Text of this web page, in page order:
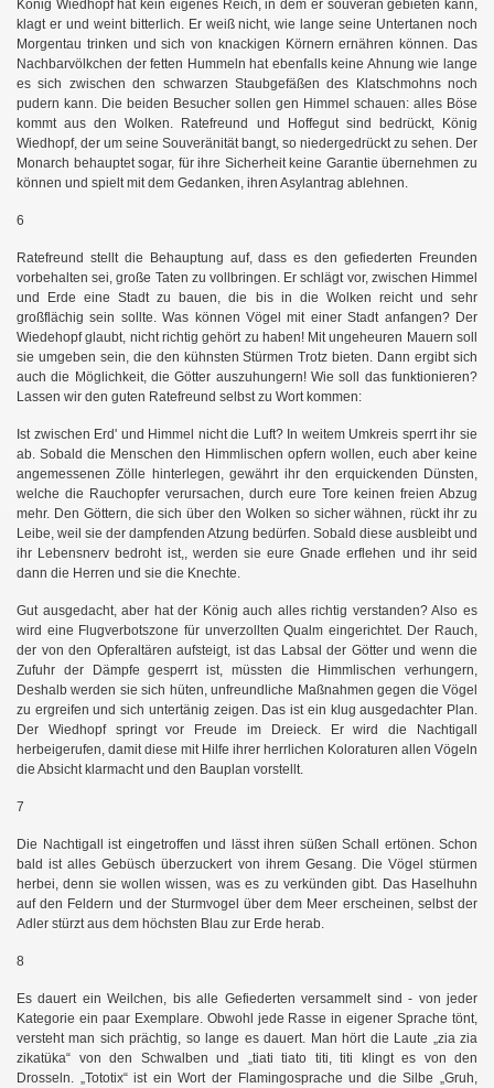
König Wiedhopf hat kein eigenes Reich, in dem er souverän gebieten kann,
klagt er und weint bitterlich. Er weiß nicht, wie lange seine Untertanen noch
Morgentau trinken und sich von knackigen Körnern ernähren können. Das
Nachbarvölkchen der fetten Hummeln hat ebenfalls keine Ahnung wie lange
es sich zwischen den schwarzen Staubgefäßen des Klatschmohns noch
pudern kann. Die beiden Besucher sollen gen Himmel schauen: alles Böse
kommt aus den Wolken. Ratefreund und Hoffegut sind bedrückt, König
Wiedhopf, der um seine Souveränität bangt, so niedergedrückt zu sehen. Der
Monarch behauptet sogar, für ihre Sicherheit keine Garantie übernehmen zu
können und spielt mit dem Gedanken, ihren Asylantrag ablehnen.
6
Ratefreund stellt die Behauptung auf, dass es den gefiederten Freunden
vorbehalten sei, große Taten zu vollbringen. Er schlägt vor, zwischen Himmel
und Erde eine Stadt zu bauen, die bis in die Wolken reicht und sehr
großflächig sein sollte. Was können Vögel mit einer Stadt anfangen? Der
Wiedehopf glaubt, nicht richtig gehört zu haben! Mit ungeheuren Mauern soll
sie umgeben sein, die den kühnsten Stürmen Trotz bieten. Dann ergibt sich
auch die Möglichkeit, die Götter auszuhungern! Wie soll das funktionieren?
Lassen wir den guten Ratefreund selbst zu Wort kommen:
Ist zwischen Erd' und Himmel nicht die Luft? In weitem Umkreis sperrt ihr sie
ab. Sobald die Menschen den Himmlischen opfern wollen, euch aber keine
angemessenen Zölle hinterlegen, gewährt ihr den erquickenden Dünsten,
welche die Rauchopfer verursachen, durch eure Tore keinen freien Abzug
mehr. Den Göttern, die sich über den Wolken so sicher wähnen, rückt ihr zu
Leibe, weil sie der dampfenden Atzung bedürfen. Sobald diese ausbleibt und
ihr Lebensnerv bedroht ist,, werden sie eure Gnade erflehen und ihr seid
dann die Herren und sie die Knechte.
Gut ausgedacht, aber hat der König auch alles richtig verstanden? Also es
wird eine Flugverbotszone für unverzollten Qualm eingerichtet. Der Rauch,
der von den Opferaltären aufsteigt, ist das Labsal der Götter und wenn die
Zufuhr der Dämpfe gesperrt ist, müssten die Himmlischen verhungern,
Deshalb werden sie sich hüten, unfreundliche Maßnahmen gegen die Vögel
zu ergreifen und sich untertänig zeigen. Das ist ein klug ausgedachter Plan.
Der Wiedhopf springt vor Freude im Dreieck. Er wird die Nachtigall
herbeigerufen, damit diese mit Hilfe ihrer herrlichen Koloraturen allen Vögeln
die Absicht klarmacht und den Bauplan vorstellt.
7
Die Nachtigall ist eingetroffen und lässt ihren süßen Schall ertönen. Schon
bald ist alles Gebüsch überzuckert von ihrem Gesang. Die Vögel stürmen
herbei, denn sie wollen wissen, was es zu verkünden gibt. Das Haselhuhn
auf den Feldern und der Sturmvogel über dem Meer erscheinen, selbst der
Adler stürzt aus dem höchsten Blau zur Erde herab.
8
Es dauert ein Weilchen, bis alle Gefiederten versammelt sind - von jeder
Kategorie ein paar Exemplare. Obwohl jede Rasse in eigener Sprache tönt,
versteht man sich prächtig, so lange es dauert. Man hört die Laute „zia zia
zikatüka“ von den Schwalben und „tiati tiato titi, titi klingt es von den
Drosseln. „Tototix“ ist ein Wort der Flamingosprache und die Silbe „Gruh,